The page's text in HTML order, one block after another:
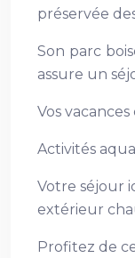
préservée
Son parc
assure un
Vos
Activités
Votre séjour
extérieur
Profitez de